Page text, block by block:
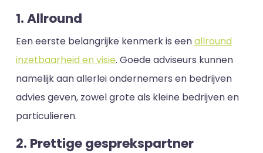
1. Allround
Een eerste belangrijke kenmerk is eenallround
inzetbaarheid en visie. Goede adviseurs kunnen
namelijk aan allerlei ondernemers en bedrijven
advies geven, zowel grote als kleine bedrijven en
particulieren.
2. Prettige gesprekspartner